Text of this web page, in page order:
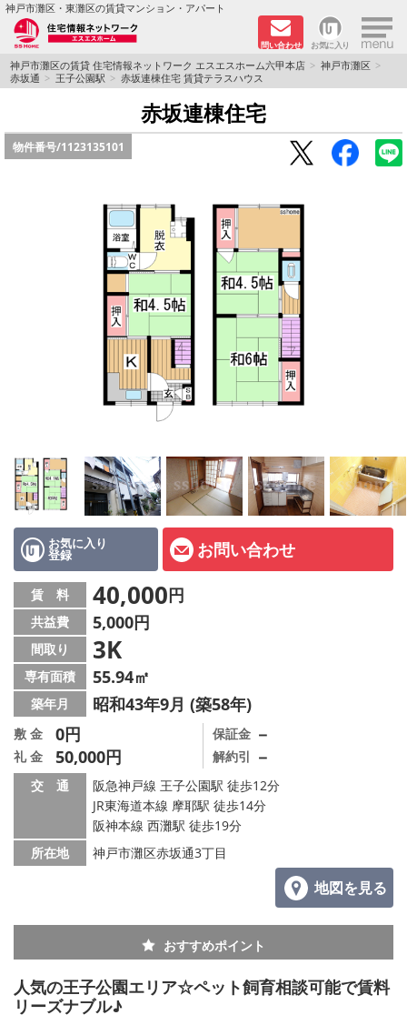
神戸市灘区・東灘区の賃貸マンション・アパート
問い合わせ お気に入り ×
TOPページ
学生さん向け物件
ペット飼育可物件
路線·駅から探す
店舗情報·アクセス
会社概要
メールでお問い合わせ
神戸市灘区の賃貸 住宅情報ネットワーク エスエスホーム六甲本店
神戸市灘区
赤坂通
王子公園駅 赤坂連棟住宅 賃貸テラスハウス
赤坂連棟住宅
物件番号/1123135101
お気に入り
登録 お問い合わせ
賃 料 40,000円
共益費 5,000円
間取り 3K
専有面積 55.94㎡
築年月 昭和43年9月 (築58年)
敷 金 0円
礼 金 50,000円
保証金 －
解約引 －
交 通
阪急神戸線 王子公園駅 徒歩12分
JR東海道本線 摩耶駅 徒歩14分
阪神本線 西灘駅 徒歩19分
所在地
神戸市灘区赤坂通3丁目
地図を見る
おすすめポイント
人気の王子公園エリア☆ペット飼育相談可能で賃料
リーズナブル♪